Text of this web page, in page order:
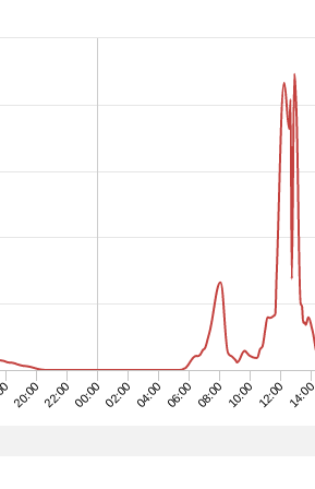
20:00 22:00 00:00 02:00 04:00 06:00 08:00 10:00 12:00 14:00